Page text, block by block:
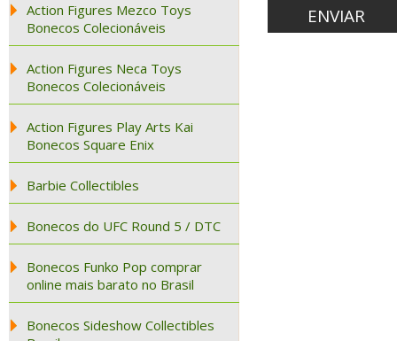
Action Figures Mezco Toys
Bonecos Colecionáveis
Action Figures Neca Toys
Bonecos Colecionáveis
Action Figures Play Arts Kai
Bonecos Square Enix
Barbie Collectibles
Bonecos do UFC Round 5 / DTC
Bonecos Funko Pop comprar
online mais barato no Brasil
Bonecos Sideshow Collectibles